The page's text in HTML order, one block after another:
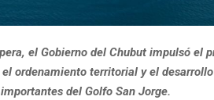
el Gobierno del Chubut impulsó el
ordenamiento territorial y el
del Golfo San Jorge.